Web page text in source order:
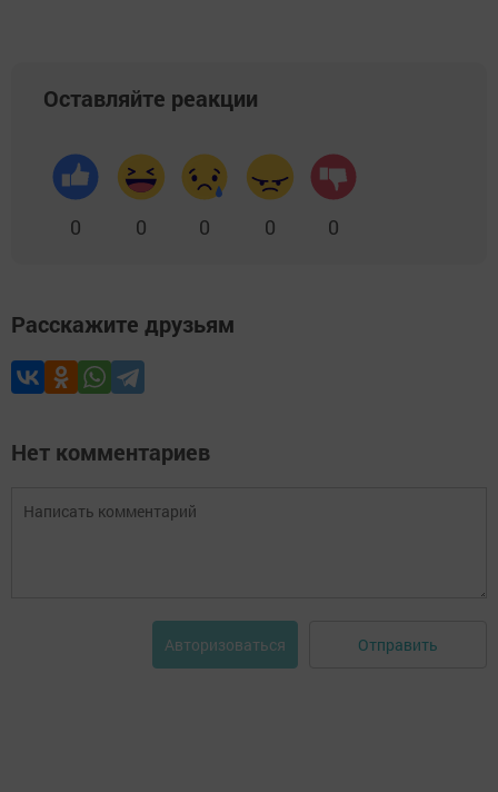
Оставляйте реакции
0 0 0 0 0
Расскажите друзьям
Нет комментариев
Авторизоваться Отправить